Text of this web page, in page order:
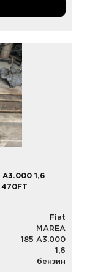
A3.000 1,6
Fiat
MAREA
185 A3.000
1,6
бензин